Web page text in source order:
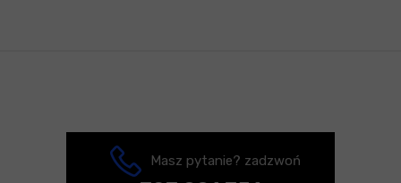
Masz pytanie? zadzwoń